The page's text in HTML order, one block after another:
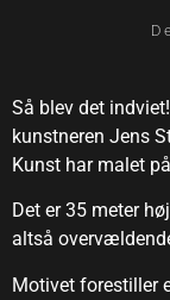
Så blev det
kunstneren Jens
Kunst har malet
Det er 35 meter
altså
Motivet forestiller